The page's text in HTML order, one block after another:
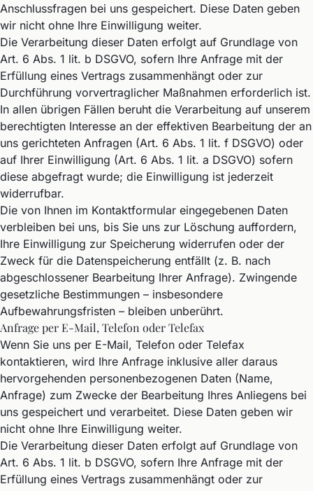
Anschlussfragen bei uns gespeichert. Diese Daten geben
wir nicht ohne Ihre Einwilligung weiter.
Die Verarbeitung dieser Daten erfolgt auf Grundlage von
Art. 6 Abs. 1 lit. b DSGVO, sofern Ihre Anfrage mit der
Erfüllung eines Vertrags zusammenhängt oder zur
Durchführung vorvertraglicher Maßnahmen erforderlich ist.
In allen übrigen Fällen beruht die Verarbeitung auf unserem
berechtigten Interesse an der effektiven Bearbeitung der an
uns gerichteten Anfragen (Art. 6 Abs. 1 lit. f DSGVO) oder
auf Ihrer Einwilligung (Art. 6 Abs. 1 lit. a DSGVO) sofern
diese abgefragt wurde; die Einwilligung ist jederzeit
widerrufbar.
Die von Ihnen im Kontaktformular eingegebenen Daten
verbleiben bei uns, bis Sie uns zur Löschung auffordern,
Ihre Einwilligung zur Speicherung widerrufen oder der
Zweck für die Datenspeicherung entfällt (z. B. nach
abgeschlossener Bearbeitung Ihrer Anfrage). Zwingende
gesetzliche Bestimmungen – insbesondere
Aufbewahrungsfristen – bleiben unberührt.
Anfrage per E-Mail, Telefon oder Telefax
Wenn Sie uns per E-Mail, Telefon oder Telefax
kontaktieren, wird Ihre Anfrage inklusive aller daraus
hervorgehenden personenbezogenen Daten (Name,
Anfrage) zum Zwecke der Bearbeitung Ihres Anliegens bei
uns gespeichert und verarbeitet. Diese Daten geben wir
nicht ohne Ihre Einwilligung weiter.
Die Verarbeitung dieser Daten erfolgt auf Grundlage von
Art. 6 Abs. 1 lit. b DSGVO, sofern Ihre Anfrage mit der
Erfüllung eines Vertrags zusammenhängt oder zur